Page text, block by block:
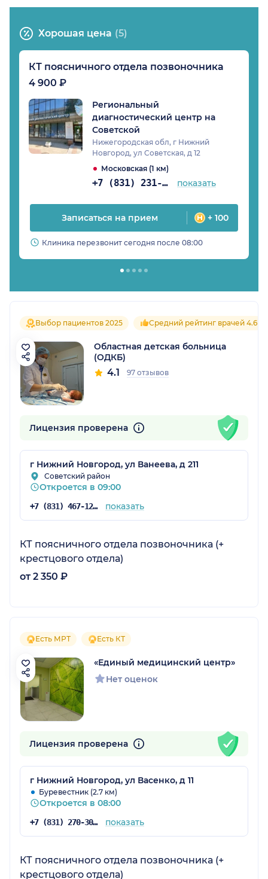
Хорошая цена (5)
КТ поясничного отдела позвоночника
4 900 ₽
Региональный
диагностический центр на
Советской
Нижегородская обл, г Нижний
Новгород, ул Советская, д 12
Московская (1 км)
+7 (831) 231-05-91 показать
Записаться на прием + 100
Клиника перезвонит сегодня после 08:00
Выбор пациентов 2025 Средний рейтинг врачей 4.6
Областная детская больница
(ОДКБ)
4.1 97 отзывов
Лицензия проверена
г Нижний Новгород, ул Ванеева, д 211
Советский район
Откроется в 09:00
+7 (831) 467-12-60 показать
КТ поясничного отдела позвоночника (+
крестцового отдела)
от 2 350 ₽
Есть МРТ Есть КТ
«Единый медицинский центр»
Нет оценок
Лицензия проверена
г Нижний Новгород, ул Васенко, д 11
Буревестник (2.7 км)
Откроется в 08:00
+7 (831) 270-30-03 показать
КТ поясничного отдела позвоночника (+
крестцового отдела)